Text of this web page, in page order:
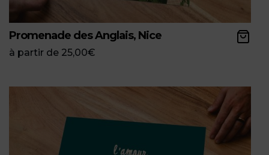
Promenade des Anglais, Nice
à partir de 25,00€